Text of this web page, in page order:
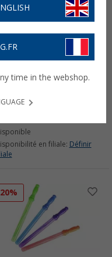
de tennis de table 5
en filiale: Définir
time in the webshop.